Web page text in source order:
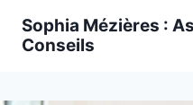
Sophia Mézières :
Conseils